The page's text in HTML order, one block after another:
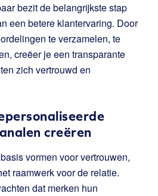
bezit de belangrijkste stap
een betere klantervaring. Door
te verzamelen, te
creëer je een transparante
zich vertrouwd en
creëren
vormen voor vertrouwen,
raamwerk voor de relatie.
dat merken hun